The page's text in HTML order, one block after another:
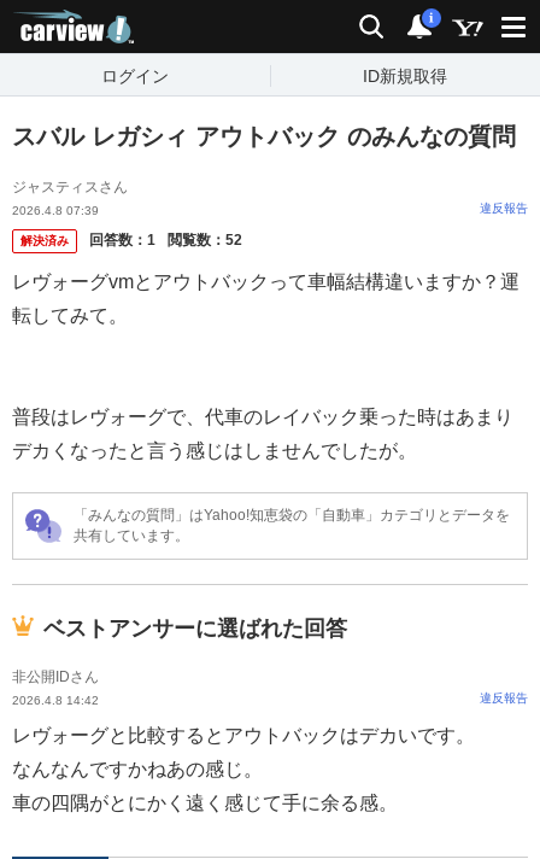
検索 通知
i
ログイン ID新規取得
スバル レガシィ アウトバック のみんなの質問
ジャスティスさん
2026.4.8 07:39 違反報告
解決済み 回答数： 1 閲覧数： 52
レヴォーグvmとアウトバックって車幅結構違いますか？運
転してみて。
普段はレヴォーグで、代車のレイバック乗った時はあまり
デカくなったと言う感じはしませんでしたが。
「みんなの質問」はYahoo!知恵袋の「自動車」カテゴリとデータを
共有しています。
ベストアンサーに選ばれた回答
非公開IDさん
2026.4.8 14:42 違反報告
レヴォーグと比較するとアウトバックはデカいです。
なんなんですかねあの感じ。
車の四隅がとにかく遠く感じて手に余る感。